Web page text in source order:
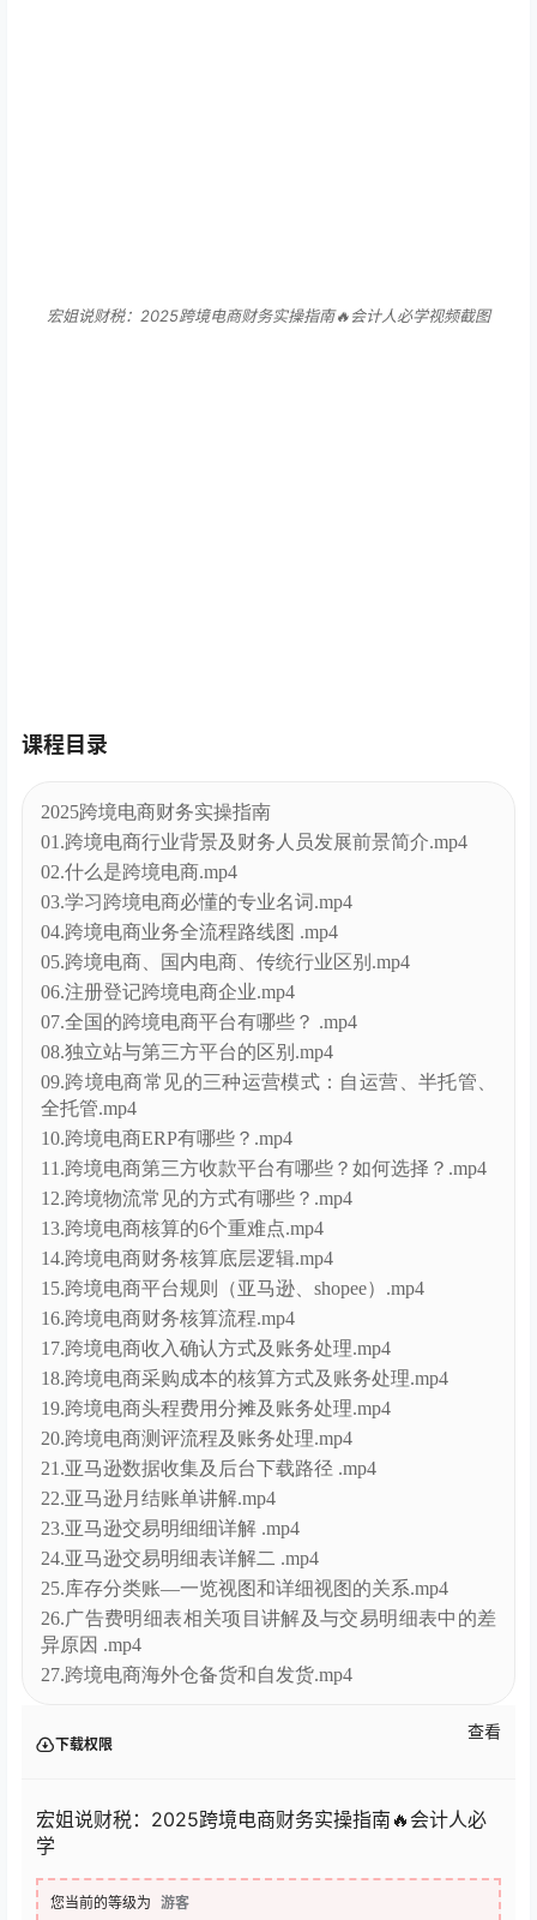
宏姐说财税：2025跨境电商财务实操指南🔥会计人必学视频截图
课程目录
2025跨境电商财务实操指南
01.跨境电商行业背景及财务人员发展前景简介.mp4
02.什么是跨境电商.mp4
03.学习跨境电商必懂的专业名词.mp4
04.跨境电商业务全流程路线图 .mp4
05.跨境电商、国内电商、传统行业区别.mp4
06.注册登记跨境电商企业.mp4
07.全国的跨境电商平台有哪些？ .mp4
08.独立站与第三方平台的区别.mp4
09.跨境电商常见的三种运营模式：自运营、半托管、
全托管.mp4
10.跨境电商ERP有哪些？.mp4
11.跨境电商第三方收款平台有哪些？如何选择？.mp4
12.跨境物流常见的方式有哪些？.mp4
13.跨境电商核算的6个重难点.mp4
14.跨境电商财务核算底层逻辑.mp4
15.跨境电商平台规则（亚马逊、shopee）.mp4
16.跨境电商财务核算流程.mp4
17.跨境电商收入确认方式及账务处理.mp4
18.跨境电商采购成本的核算方式及账务处理.mp4
19.跨境电商头程费用分摊及账务处理.mp4
20.跨境电商测评流程及账务处理.mp4
21.亚马逊数据收集及后台下载路径 .mp4
22.亚马逊月结账单讲解.mp4
23.亚马逊交易明细细详解 .mp4
24.亚马逊交易明细表详解二 .mp4
25.库存分类账—一览视图和详细视图的关系.mp4
26.广告费明细表相关项目讲解及与交易明细表中的差
异原因 .mp4
27.跨境电商海外仓备货和自发货.mp4
下载权限
查看
宏姐说财税：2025跨境电商财务实操指南🔥会计人必
学
您当前的等级为 游客